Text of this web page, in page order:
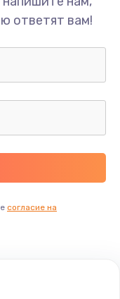
усиления (для
ответят вам!
согласие на